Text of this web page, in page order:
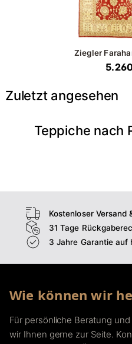
Ziegler
Zuletzt angesehen
Teppiche nach
Wohnzimmer
Kostenloser Versand
31 Tage
3 Jahre Garantie auf
Wie können wir
Für persönliche Beratung
wir Ihnen gerne zur Seite.